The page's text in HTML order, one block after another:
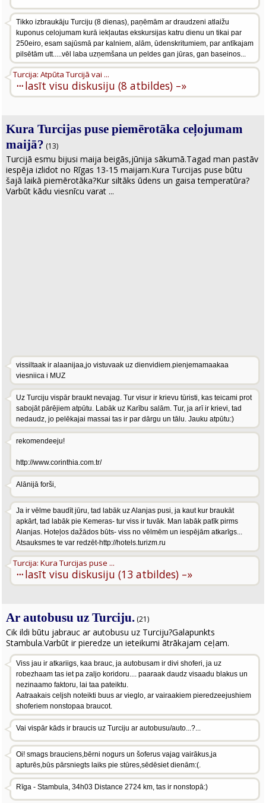
Tikko izbraukāju Turciju (8 dienas), paņēmām ar draudzeni atlaižu
kuponus celojumam kurā iekļautas ekskursijas katru dienu un tikai par
250eiro, esam sajūsmā par kalniem, alām, ūdenskritumiem, par antīkajam
pilsētām utt.....vēl laba uzņemšana un peldes gan jūras, gan baseinos...
···
Turcija: Atpūta Turcijā vai ...
lasīt visu diskusiju (8 atbildes) –»
Kura Turcijas puse piemērotāka ceļojumam
maijā? (13)
Turcijā esmu bijusi maija beigās,jūnija sākumā.Tagad man pastāv
iespēja izlidot no Rīgas 13-15 maijam.Kura Turcijas puse būtu
šajā laikā piemērotāka?Kur siltāks ūdens un gaisa temperatūra?
Varbūt kādu viesnīcu varat ...
vissiltaak ir alaanijaa,jo vistuvaak uz dienvidiem.pienjemamaakaa
viesniica i MUZ
Uz Turciju vispār braukt nevajag. Tur visur ir krievu tūristi, kas teicami prot
sabojāt pārējiem atpūtu. Labāk uz Karību salām. Tur, ja arī ir krievi, tad
nedaudz, jo pelēkajai massai tas ir par dārgu un tālu. Jauku atpūtu:)
rekomendeeju!
http://www.corinthia.com.tr/
Alānijā forši,
Ja ir vēlme baudīt jūru, tad labāk uz Alanjas pusi, ja kaut kur braukāt
apkārt, tad labāk pie Kemeras- tur viss ir tuvāk. Man labāk patīk pirms
Alanjas. Hoteļos dažādos būts- viss no vēlmēm un iespējām atkarīgs...
Atsauksmes te var redzēt-http://hotels.turizm.ru
···
Turcija: Kura Turcijas puse ...
lasīt visu diskusiju (13 atbildes) –»
Ar autobusu uz Turciju. (21)
Cik ildi būtu jabrauc ar autobusu uz Turciju?Galapunkts
Stambula.Varbūt ir pieredze un ieteikumi ātrākajam ceļam.
Viss jau ir atkariigs, kaa brauc, ja autobusam ir divi shoferi, ja uz
robezhaam tas iet pa zaljo koridoru.... paaraak daudz visaadu blakus un
nezinaamo faktoru, lai taa pateiktu.
Aatraakais celjsh noteikti buus ar vieglo, ar vairaakiem pieredzeejushiem
shoferiem nonstopaa braucot.
Vai vispār kāds ir braucis uz Turciju ar autobusu/auto...?...
Oi! smags brauciens,bērni nogurs un šoferus vajag vairākus,ja
apturēs,būs pārsniegts laiks pie stūres,sēdēsiet dienām:(.
Rīga - Stambula, 34h03 Distance 2724 km, tas ir nonstopā:)